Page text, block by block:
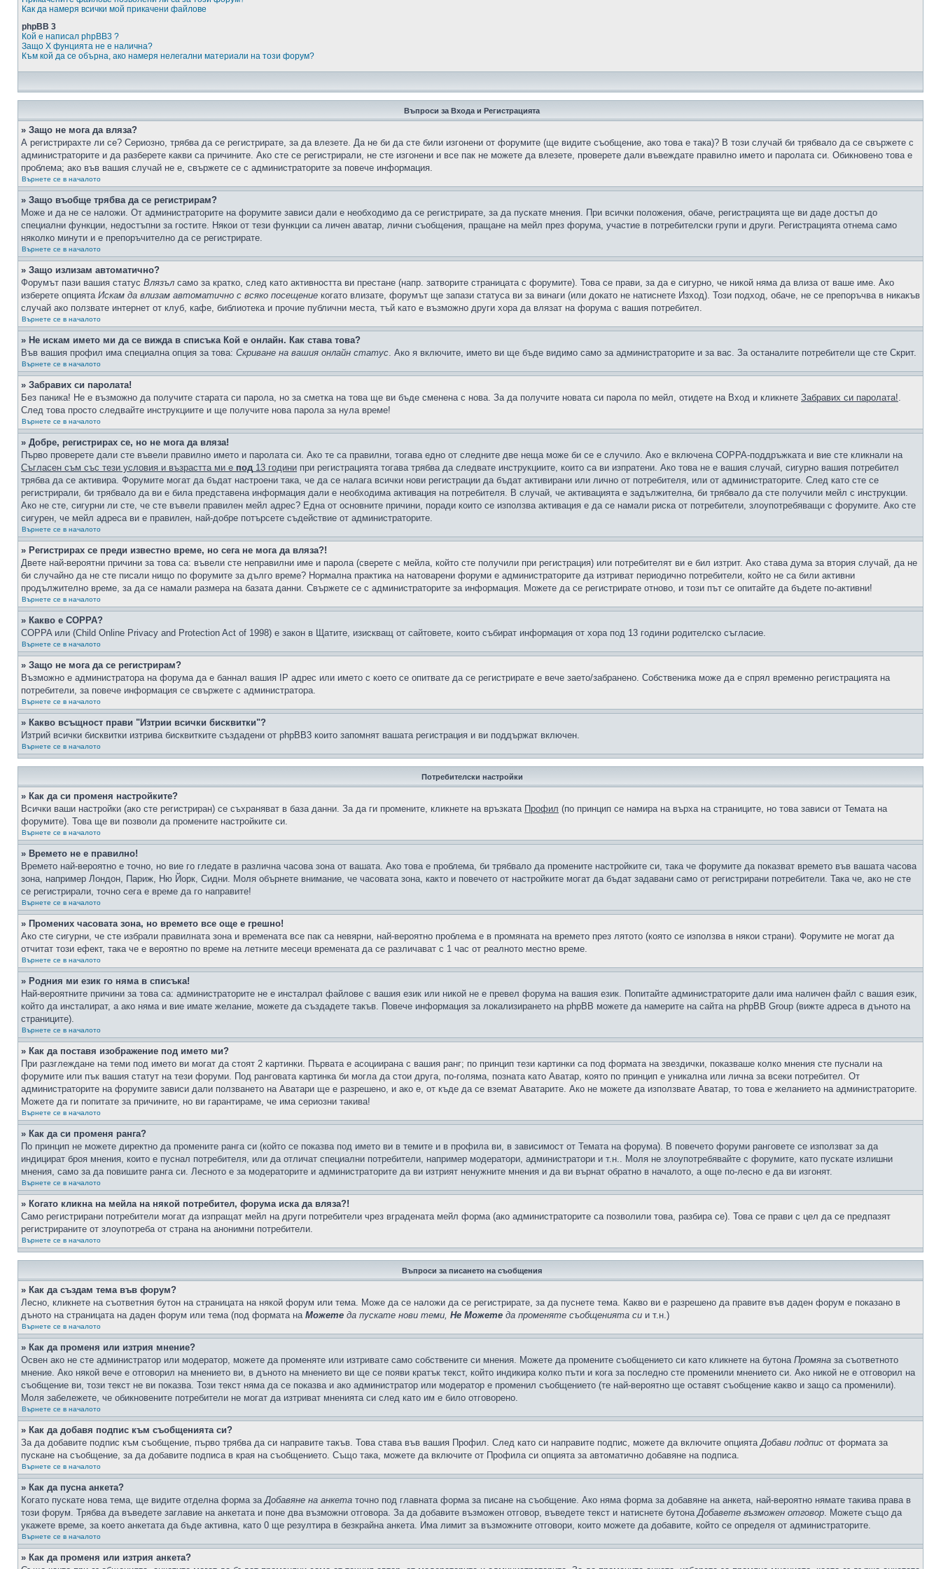
Как да намеря всички мой прикачени файлове
phpBB 3
Кой е написал phpBB3 ?
Защо X фунцията не е налична?
Към кой да се обърна, ако намеря нелегални материали на този форум?
Въпроси за Входа и Регистрацията
» Защо не мога да вляза?
А регистрирахте ли се? Сериозно, трябва да се регистрирате, за да влезете. Да не би да сте били изгонени от форумите (ще видите съобщение, ако това е така)? В този случай би трябвало да се свържете с
администраторите и да разберете какви са причините. Ако сте се регистрирали, не сте изгонени и все пак не можете да влезете, проверете дали въвеждате правилно името и паролата си. Обикновено това е
проблема; ако във вашия случай не е, свържете се с администраторите за повече информация.
Върнете се в началото
» Защо въобще трябва да се регистрирам?
Може и да не се наложи. От администраторите на форумите зависи дали е необходимо да се регистрирате, за да пускате мнения. При всички положения, обаче, регистрацията ще ви даде достъп до
специални функции, недостъпни за гостите. Някои от тези функции са личен аватар, лични съобщения, пращане на мейл през форума, участие в потребителски групи и други. Регистрацията отнема само
няколко минути и е препоръчително да се регистрирате.
Върнете се в началото
» Защо излизам автоматично?
Форумът пази вашия статус Влязъл само за кратко, след като активността ви престане (напр. затворите страницата с форумите). Това се прави, за да е сигурно, че никой няма да влиза от ваше име. Ако
изберете опцията Искам да влизам автоматично с всяко посещение когато влизате, форумът ще запази статуса ви за винаги (или докато не натиснете Изход). Този подход, обаче, не се препоръчва в никакъв
случай ако ползвате интернет от клуб, кафе, библиотека и прочие публични места, тъй като е възможно други хора да влязат на форума с вашия потребител.
Върнете се в началото
» Не искам името ми да се вижда в списъка Кой е онлайн. Как става това?
Във вашия профил има специална опция за това: Скриване на вашия онлайн статус. Ако я включите, името ви ще бъде видимо само за администраторите и за вас. За останалите потребители ще сте Скрит.
Върнете се в началото
» Забравих си паролата!
Без паника! Не е възможно да получите старата си парола, но за сметка на това ще ви бъде сменена с нова. За да получите новата си парола по мейл, отидете на Вход и кликнете Забравих си паролата!.
След това просто следвайте инструкциите и ще получите нова парола за нула време!
Върнете се в началото
» Добре, регистрирах се, но не мога да вляза!
Първо проверете дали сте въвели правилно името и паролата си. Ако те са правилни, тогава едно от следните две неща може би се е случило. Ако е включена COPPA-поддръжката и вие сте кликнали на
Съгласен съм със тези условия и възрастта ми е под 13 години при регистрацията тогава трябва да следвате инструкциите, които са ви изпратени. Ако това не е вашия случай, сигурно вашия потребител
трябва да се активира. Форумите могат да бъдат настроени така, че да се налага всички нови регистрации да бъдат активирани или лично от потребителя, или от администраторите. След като сте се
регистрирали, би трябвало да ви е била представена информация дали е необходима активация на потребителя. В случай, че активацията е задължителна, би трябвало да сте получили мейл с инструкции.
Ако не сте, сигурни ли сте, че сте въвели правилен мейл адрес? Една от основните причини, поради които се използва активация е да се намали риска от потребители, злоупотребяващи с форумите. Ако сте
сигурен, че мейл адреса ви е правилен, най-добре потърсете съдействие от администраторите.
Върнете се в началото
» Регистрирах се преди известно време, но сега не мога да вляза?!
Двете най-вероятни причини за това са: въвели сте неправилни име и парола (сверете с мейла, който сте получили при регистрация) или потребителят ви е бил изтрит. Ако става дума за втория случай, да не
би случайно да не сте писали нищо по форумите за дълго време? Нормална практика на натоварени форуми е администраторите да изтриват периодично потребители, който не са били активни
продължително време, за да се намали размера на базата данни. Свържете се с администраторите за информация. Можете да се регистрирате отново, и този път се опитайте да бъдете по-активни!
Върнете се в началото
» Какво е COPPA?
COPPA или (Child Online Privacy and Protection Act of 1998) е закон в Щатите, изискващ от сайтовете, които събират информация от хора под 13 години родителско съгласие.
Върнете се в началото
» Защо не мога да се регистрирам?
Възможно е администратора на форума да е баннал вашия IP адрес или името с което се опитвате да се регистрирате е вече заето/забранено. Собственика може да е спрял временно регистрацията на
потребители, за повече информация се свържете с администратора.
Върнете се в началото
» Какво всъщност прави "Изтрии всички бисквитки"?
Изтрий всички бисквитки изтрива бисквитките създадени от phpBB3 които запомнят вашата регистрация и ви поддържат включен.
Върнете се в началото
Потребителски настройки
» Как да си променя настройките?
Всички ваши настройки (ако сте регистриран) се съхраняват в база данни. За да ги промените, кликнете на връзката Профил (по принцип се намира на върха на страниците, но това зависи от Темата на
форумите). Това ще ви позволи да промените настройките си.
Върнете се в началото
» Времето не е правилно!
Времето най-вероятно е точно, но вие го гледате в различна часова зона от вашата. Ако това е проблема, би трябвало да промените настройките си, така че форумите да показват времето във вашата часова
зона, например Лондон, Париж, Ню Йорк, Сидни. Моля обърнете внимание, че часовата зона, както и повечето от настройките могат да бъдат задавани само от регистрирани потребители. Така че, ако не сте
се регистрирали, точно сега е време да го направите!
Върнете се в началото
» Промених часовата зона, но времето все още е грешно!
Ако сте сигурни, че сте избрали правилната зона и времената все пак са невярни, най-вероятно проблема е в промяната на времето през лятото (която се използва в някои страни). Форумите не могат да
отчитат този ефект, така че е вероятно по време на летните месеци времената да се различават с 1 час от реалното местно време.
Върнете се в началото
» Родния ми език го няма в списъка!
Най-вероятните причини за това са: администраторите не е инсталрал файлове с вашия език или никой не е превел форума на вашия език. Попитайте администраторите дали има наличен файл с вашия език,
който да инсталират, а ако няма и вие имате желание, можете да създадете такъв. Повече информация за локализирането на phpBB можете да намерите на сайта на phpBB Group (вижте адреса в дъното на
страниците).
Върнете се в началото
» Как да поставя изображение под името ми?
При разглеждане на теми под името ви могат да стоят 2 картинки. Първата е асоциирана с вашия ранг; по принцип тези картинки са под формата на звездички, показваше колко мнения сте пуснали на
форумите или пък вашия статут на тези форуми. Под ранговата картинка би могла да стои друга, по-голяма, позната като Аватар, която по принцип е уникална или лична за всеки потребител. От
администраторите на форумите зависи дали ползването на Аватари ще е разрешено, и ако е, от къде да се вземат Аватарите. Ако не можете да използвате Аватар, то това е желанието на администраторите.
Можете да ги попитате за причините, но ви гарантираме, че има сериозни такива!
Върнете се в началото
» Как да си променя ранга?
По принцип не можете директно да промените ранга си (който се показва под името ви в темите и в профила ви, в зависимост от Темата на форума). В повечето форуми ранговете се използват за да
индицират броя мнения, които е пуснал потребителя, или да отличат специални потребители, например модератори, администратори и т.н.. Моля не злоупотребявайте с форумите, като пускате излишни
мнения, само за да повишите ранга си. Лесното е за модераторите и администраторите да ви изтрият ненужните мнения и да ви върнат обратно в началото, а още по-лесно е да ви изгонят.
Върнете се в началото
» Когато кликна на мейла на някой потребител, форума иска да вляза?!
Само регистрирани потребители могат да изпращат мейл на други потребители чрез вградената мейл форма (ако администраторите са позволили това, разбира се). Това се прави с цел да се предпазят
регистрираните от злоупотреба от страна на анонимни потребители.
Върнете се в началото
Въпроси за писането на съобщения
» Как да създам тема във форум?
Лесно, кликнете на съответния бутон на страницата на някой форум или тема. Може да се наложи да се регистрирате, за да пуснете тема. Какво ви е разрешено да правите във даден форум е показано в
дъното на страницата на даден форум или тема (под формата на Можете да пускате нови теми, Не Можете да променяте съобщенията си и т.н.)
Върнете се в началото
» Как да променя или изтрия мнение?
Освен ако не сте администратор или модератор, можете да променяте или изтривате само собствените си мнения. Можете да промените съобщението си като кликнете на бутона Промяна за съответното
мнение. Ако някой вече е отговорил на мнението ви, в дъното на мнението ви ще се появи кратък текст, който индикира колко пъти и кога за последно сте променили мнението си. Ако никой не е отговорил на
съобщение ви, този текст не ви показва. Този текст няма да се показва и ако администратор или модератор е променил съобщението (те най-вероятно ще оставят съобщение какво и защо са променили).
Моля забележете, че обикновените потребители не могат да изтриват мненията си след като им е било отговорено.
Върнете се в началото
» Как да добавя подпис към съобщенията си?
За да добавите подпис към съобщение, първо трябва да си направите такъв. Това става във вашия Профил. След като си направите подпис, можете да включите опциятаДобави подпис от формата за
пускане на съобщение, за да добавите подписа в края на съобщението. Също така, можете да включите от Профила си опцията за автоматично добавяне на подписа.
Върнете се в началото
» Как да пусна анкета?
Когато пускате нова тема, ще видите отделна форма заДобавяне на анкета точно под главната форма за писане на съобщение. Ако няма форма за добавяне на анкета, най-вероятно нямате такива права в
този форум. Трябва да въведете заглавие на анкетата и поне два възможни отговора. За да добавите възможен отговор, въведете текст и натиснете бутонаДобавете възможен отговор. Можете също да
укажете време, за което анкетата да бъде активна, като 0 ще резултира в безкрайна анкета. Има лимит за възможните отговори, които можете да добавите, който се определя от администраторите.
Върнете се в началото
» Как да променя или изтрия анкета?